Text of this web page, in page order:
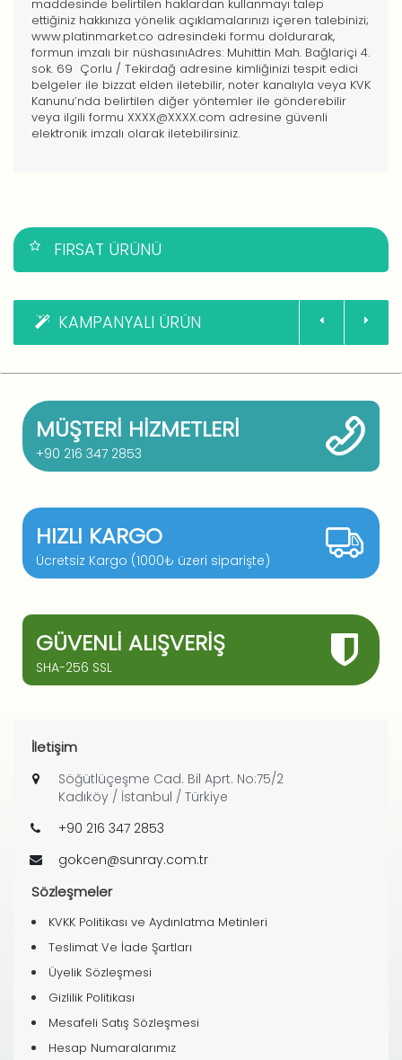
maddesinde belirtilen haklardan kullanmayı talep
ettiğiniz hakkınıza yönelik açıklamalarınızı içeren talebinizi;
www.platinmarket.co adresindeki formu doldurarak,
formun imzalı bir nüshasınıAdres: Muhittin Mah. Bağlariçi 4.
sok. 69 Çorlu / Tekirdağ adresine kimliğinizi tespit edici
belgeler ile bizzat elden iletebilir, noter kanalıyla veya KVK
Kanunu’nda belirtilen diğer yöntemler ile gönderebilir
veya ilgili formu XXXX@XXXX.com adresine güvenli
elektronik imzalı olarak iletebilirsiniz.
FIRSAT ÜRÜNÜ
KAMPANYALI ÜRÜN
MÜŞTERI HIZMETLERI
+90 216 347 2853
HIZLI KARGO
Ücretsiz Kargo (1000₺ üzeri siparişte)
GÜVENLI ALIŞVERIŞ
SHA-256 SSL
İletişim
Söğütlüçeşme Cad. Bil Aprt. No:75/2
Kadıköy / İstanbul / Türkiye
+90 216 347 2853
gokcen@sunray.com.tr
Sözleşmeler
KVKK Politikası ve Aydınlatma Metinleri
Teslimat Ve İade Şartları
Üyelik Sözleşmesi
Gizlilik Politikası
Mesafeli Satış Sözleşmesi
Hesap Numaralarımız